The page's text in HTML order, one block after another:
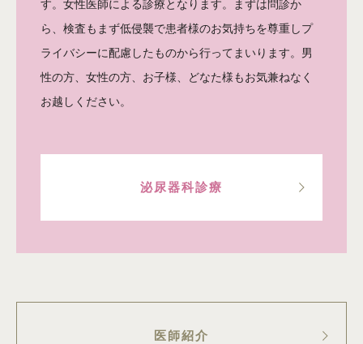
す。女性医師による診療となります。まずは問診か
ら、検査もまず低侵襲で患者様のお気持ちを尊重しプ
ライバシーに配慮したものから行ってまいります。男
性の方、女性の方、お子様、どなた様もお気兼ねなく
お越しください。
泌尿器科診療
医師紹介